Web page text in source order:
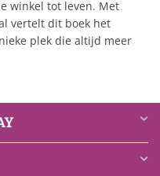
winkel tot leven. Met
vertelt dit boek het
plek die altijd meer